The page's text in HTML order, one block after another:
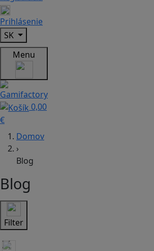
Prihlásenie
SK
Menu
0,00
€
Domov
›
Blog
Blog
Filter